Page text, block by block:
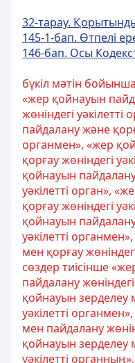
32-тарау.
145-1-бап. Өтпелі
146-бап. Осы
бүкіл мәтін
«жер қойнауын
жөніндегі
пайдалану және
органмен», «жер
қорғау жөніндегі
қойнауын
уәкілетті орган»,
қорғау жөніндегі
қойнауын
уәкілетті
мен қорғау
сөздер тиісінше
пайдалану
қойнауын зерделеу
уәкілетті
мен пайдалану
қойнауын зерделеу
уәкілетті